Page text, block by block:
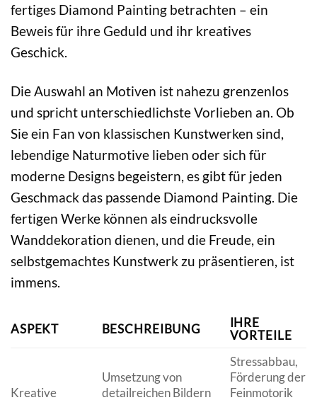
fertiges Diamond Painting betrachten – ein
Beweis für ihre Geduld und ihr kreatives
Geschick.
Die Auswahl an Motiven ist nahezu grenzenlos
und spricht unterschiedlichste Vorlieben an. Ob
Sie ein Fan von klassischen Kunstwerken sind,
lebendige Naturmotive lieben oder sich für
moderne Designs begeistern, es gibt für jeden
Geschmack das passende Diamond Painting. Die
fertigen Werke können als eindrucksvolle
Wanddekoration dienen, und die Freude, ein
selbstgemachtes Kunstwerk zu präsentieren, ist
immens.
ASPEKT BESCHREIBUNG
IHRE
VORTEILE
Kreative
Umsetzung von
detailreichen Bildern
Stressabbau,
Förderung der
Feinmotorik